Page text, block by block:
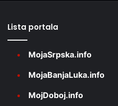
Lista portala
MojaSrpska.info
MojaBanjaLuka.info
MojDoboj.info